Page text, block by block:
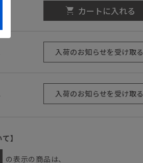
カートに入れる
入荷のお知らせを受け取る
入荷のお知らせを受け取る
】
の表示の商品は、